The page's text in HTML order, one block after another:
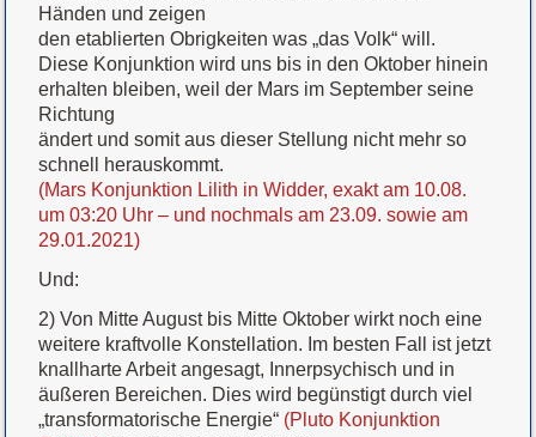
Händen und zeigen
den etablierten Obrigkeiten was „das Volk“ will.
Diese Konjunktion wird uns bis in den Oktober hinein
erhalten bleiben, weil der Mars im September seine
Richtung
ändert und somit aus dieser Stellung nicht mehr so
schnell herauskommt.
(Mars Konjunktion Lilith in Widder, exakt am 10.08.
um 03:20 Uhr – und nochmals am 23.09. sowie am
29.01.2021)
Und:
2) Von Mitte August bis Mitte Oktober wirkt noch eine
weitere kraftvolle Konstellation. Im besten Fall ist jetzt
knallharte Arbeit angesagt, Innerpsychisch und in
äußeren Bereichen. Dies wird begünstigt durch viel
„transformatorische Energie“ (Pluto Konjunktion